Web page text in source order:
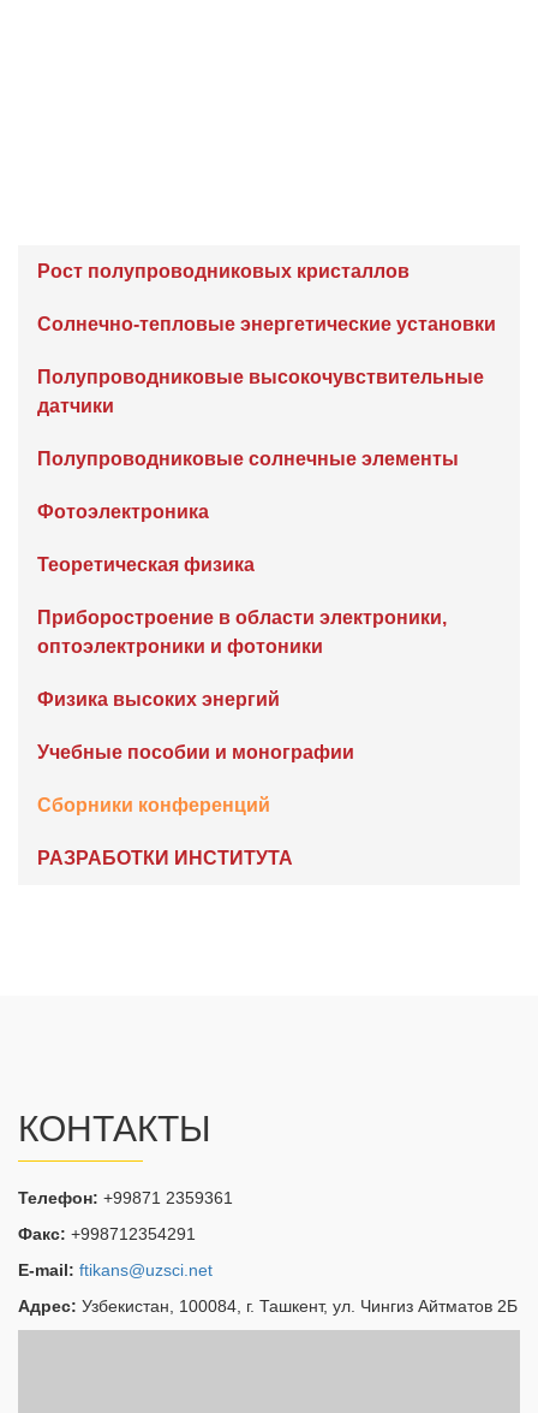
Рост полупроводниковых кристаллов
Солнечно-тепловые энергетические установки
Полупроводниковые высокочувствительные
датчики
Полупроводниковые солнечные элементы
Фотоэлектроника
Теоретическая физика
Приборостроение в области электроники,
оптоэлектроники и фотоники
Физика высоких энергий
Учебные пособии и монографии
Сборники конференций
РАЗРАБОТКИ ИНСТИТУТА
КОНТАКТЫ
Телефон: +99871 2359361
Факс: +998712354291
E-mail: ftikans@uzsci.net
Адрес: Узбекистан, 100084, г. Ташкент, ул. Чингиз Айтматов 2Б